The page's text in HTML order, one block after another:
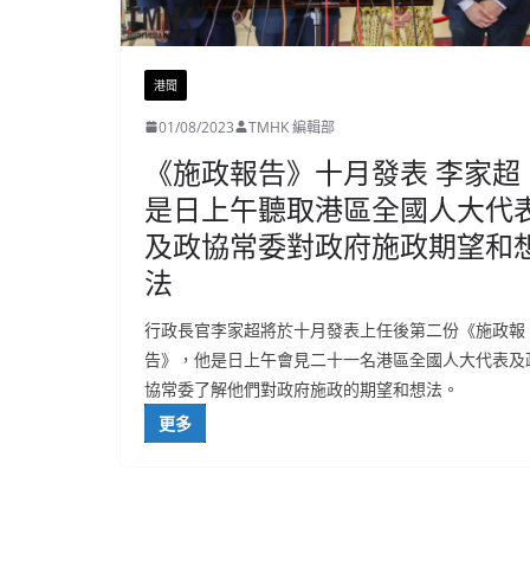
港聞
01/08/2023 TMHK 編輯部
《施政報告》十月發表 李家超
是日上午聽取港區全國人大代
及政協常委對政府施政期望和
法
行政長官李家超將於十月發表上任後第二份《施政報
告》，他是日上午會見二十一名港區全國人大代表及
協常委了解他們對政府施政的期望和想法。
更多